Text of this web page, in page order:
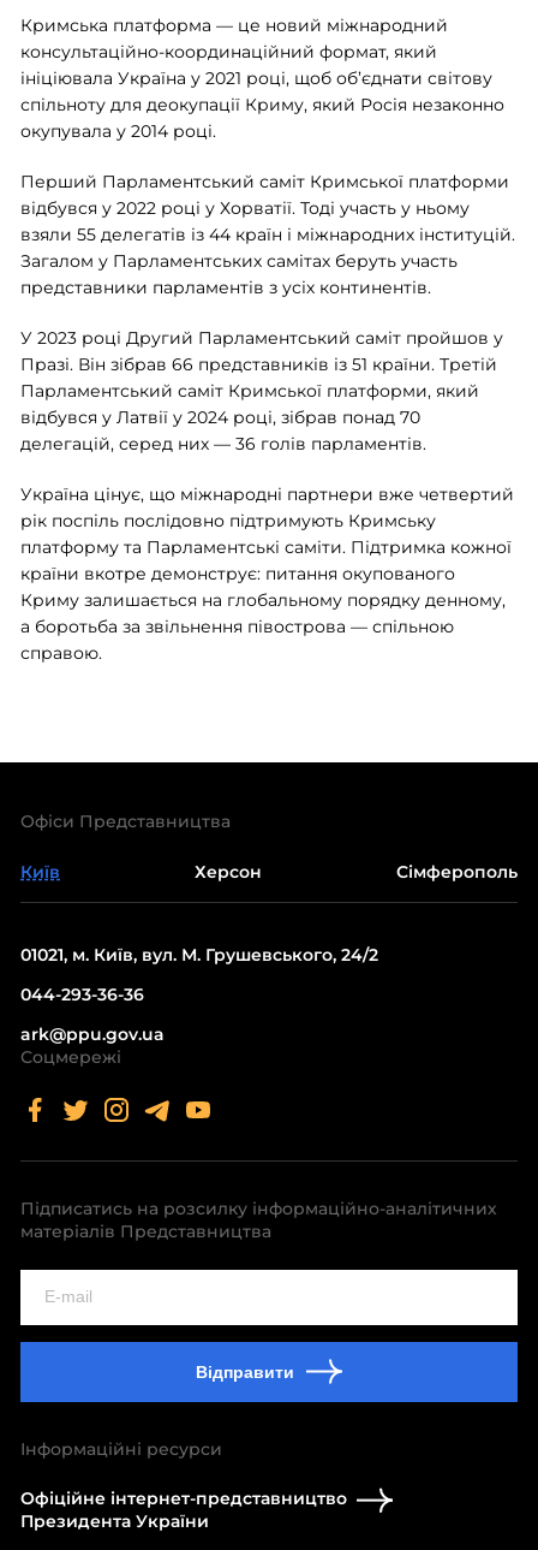
Кримська платформа — це новий міжнародний
консультаційно-координаційний формат, який
ініціювала Україна у 2021 році, щоб об’єднати світову
спільноту для деокупації Криму, який Росія незаконно
окупувала у 2014 році.
Перший Парламентський саміт Кримської платформи
відбувся у 2022 році у Хорватії. Тоді участь у ньому
взяли 55 делегатів із 44 країн і міжнародних інституцій.
Загалом у Парламентських самітах беруть участь
представники парламентів з усіх континентів.
У 2023 році Другий Парламентський саміт пройшов у
Празі. Він зібрав 66 представників із 51 країни. Третій
Парламентський саміт Кримської платформи, який
відбувся у Латвії у 2024 році, зібрав понад 70
делегацій, серед них — 36 голів парламентів.
Україна цінує, що міжнародні партнери вже четвертий
рік поспіль послідовно підтримують Кримську
платформу та Парламентські саміти. Підтримка кожної
країни вкотре демонструє: питання окупованого
Криму залишається на глобальному порядку денному,
а боротьба за звільнення півострова — спільною
справою.
Офіси Представництва
Київ Херсон Сімферополь
01021, м. Київ, вул. М. Грушевського, 24/2
044-293-36-36
ark@ppu.gov.ua
Соцмережі
Підписатись на розсилку інформаційно-аналітичних
матеріалів Представництва
Відправити
Інформаційні ресурси
Офіційне інтернет-представництво
Президента України